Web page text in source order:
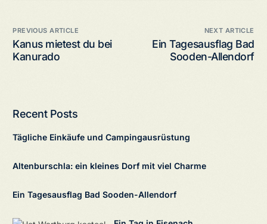
PREVIOUS ARTICLE
Kanus mietest du bei
Kanurado
NEXT ARTICLE
Ein Tagesausflag Bad
Sooden-Allendorf
Recent Posts
Tägliche Einkäufe und Campingausrüstung
Altenburschla: ein kleines Dorf mit viel Charme
Ein Tagesausflag Bad Sooden-Allendorf